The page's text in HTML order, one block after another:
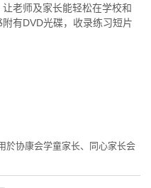
老师及家长能轻松在学校和
有DVD光碟，收录练习短片
於协康会学童家长、同心家长会